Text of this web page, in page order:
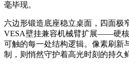
毫毕现。
六边形锻造底座稳立桌面，四面极
VESA壁挂兼容机械臂扩展——硬
可触的每一处结构逻辑。像素刷新
制，则悄然守护着高光时刻的持久